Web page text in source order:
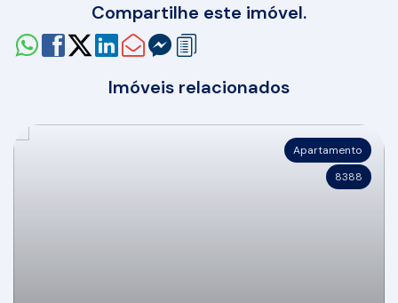
Compartilhe este imóvel.
Imóveis relacionados
Apartamento
8388